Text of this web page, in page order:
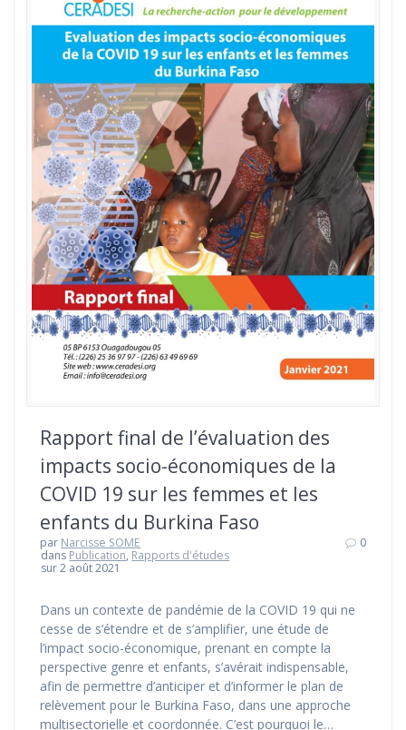
Rapport final de l’évaluation des
impacts socio-économiques de la
COVID 19 sur les femmes et les
enfants du Burkina Faso
par Narcisse SOME
dans Publication, Rapports d'études
sur 2 août 2021
0
Dans un contexte de pandémie de la COVID 19 qui ne
cesse de s’étendre et de s’amplifier, une étude de
l’impact socio-économique, prenant en compte la
perspective genre et enfants, s’avérait indispensable,
afin de permettre d’anticiper et d’informer le plan de
relèvement pour le Burkina Faso, dans une approche
multisectorielle et coordonnée. C’est pourquoi le…